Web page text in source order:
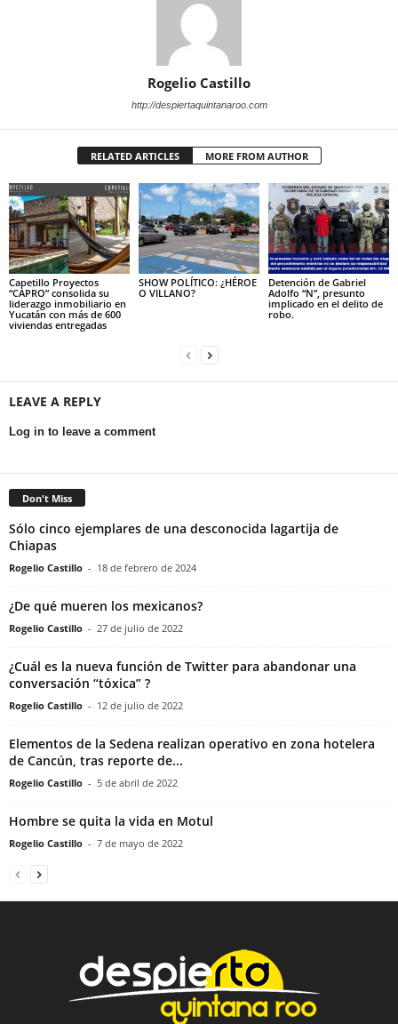
Rogelio Castillo
http://despiertaquintanaroo.com
RELATED ARTICLES MORE FROM AUTHOR
Capetillo Proyectos
“CAPRO” consolida su
liderazgo inmobiliario en
Yucatán con más de 600
viviendas entregadas
SHOW POLÍTICO: ¿HÉROE
O VILLANO?
Detención de Gabriel
Adolfo “N”, presunto
implicado en el delito de
robo.
LEAVE A REPLY
Log in to leave a comment
Don't Miss
Sólo cinco ejemplares de una desconocida lagartija de
Chiapas
Rogelio Castillo - 18 de febrero de 2024
¿De qué mueren los mexicanos?
Rogelio Castillo - 27 de julio de 2022
¿Cuál es la nueva función de Twitter para abandonar una
conversación “tóxica” ?
Rogelio Castillo - 12 de julio de 2022
Elementos de la Sedena realizan operativo en zona hotelera
de Cancún, tras reporte de...
Rogelio Castillo - 5 de abril de 2022
Hombre se quita la vida en Motul
Rogelio Castillo - 7 de mayo de 2022